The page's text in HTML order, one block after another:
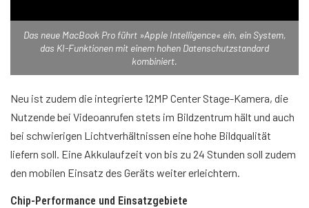
Das neue MacBook Pro führt »Apple Intelligence« ein, ein System,
das KI-Funktionen mit einem hohen Datenschutzstandard
kombiniert.
Neu ist zudem die integrierte 12MP Center Stage-Kamera, die
Nutzende bei Videoanrufen stets im Bildzentrum hält und auch
bei schwierigen Lichtverhältnissen eine hohe Bildqualität
liefern soll. Eine Akkulaufzeit von bis zu 24 Stunden soll zudem
den mobilen Einsatz des Geräts weiter erleichtern.
Chip-Performance und Einsatzgebiete